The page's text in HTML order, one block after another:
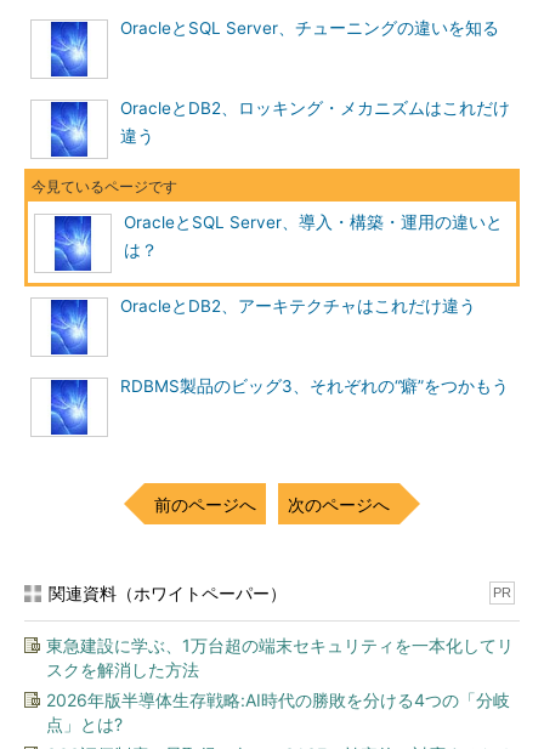
を持ち、DTSは移行の際にデータモデ
次ページでは、構築フェイズ、運用フェイズにおける両者の違
いについて解説していきます。
構築フェイズ
OracleとSQL Server、チューニングの違いを知る
OracleとDB2、ロッキング・メカニズムはこれだけ
違う
OracleとSQL Server、導入・構築・運用の違いと
は？
OracleとDB2、アーキテクチャはこれだけ違う
RDBMS製品のビッグ3、それぞれの“癖”をつかもう
前のページへ 次のページへ
関連資料（ホワイトペーパー） PR
東急建設に学ぶ、1万台超の端末セキュリティを一本化してリ
スクを解消した方法
2026年版半導体生存戦略:AI時代の勝敗を分ける4つの「分岐
点」とは?